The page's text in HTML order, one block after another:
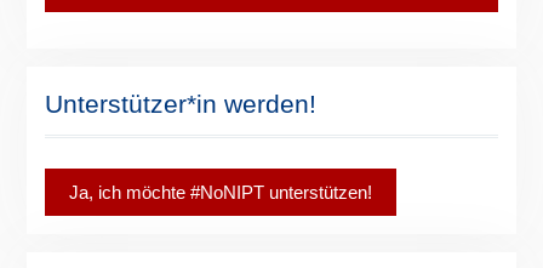
Unterstützer*in werden!
Ja, ich möchte #NoNIPT unterstützen!